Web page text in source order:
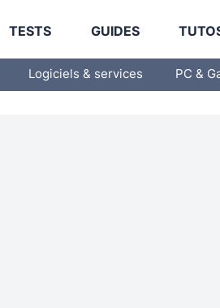
TESTS GUIDES
Logiciels & services PC &